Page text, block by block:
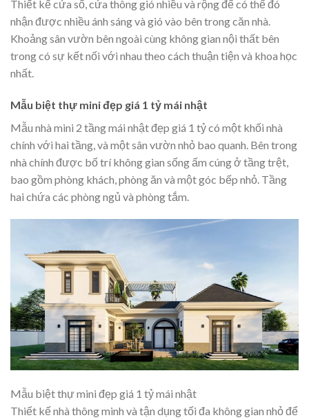
Thiết kế cửa sổ, cửa thông gió nhiều và rộng để có thể đó
nhận được nhiều ánh sáng và gió vào bên trong căn nhà.
Khoảng sân vườn bên ngoài cùng không gian nội thất bên
trong có sự kết nối với nhau theo cách thuận tiện và khoa học
nhất.
Mẫu biệt thự mini đẹp giá 1 tỷ mái nhật
Mẫu nhà mini 2 tầng mái nhật đẹp giá 1 tỷ có một khối nhà
chính với hai tầng, và một sân vườn nhỏ bao quanh. Bên trong
nhà chính được bố trí không gian sống ấm cúng ở tầng trệt,
bao gồm phòng khách, phòng ăn và một góc bếp nhỏ. Tầng
hai chứa các phòng ngủ và phòng tắm.
Mẫu biệt thự mini đẹp giá 1 tỷ mái nhật
Thiết kế nhà thông minh và tận dụng tối đa không gian nhỏ để